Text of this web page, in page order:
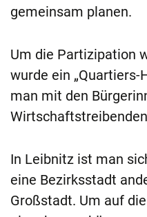
gemeinsam planen.
Um die Partizipation
wurde ein „Quartiers-
man mit den
In Leibnitz ist man
eine Bezirksstadt
Großstadt. Um auf